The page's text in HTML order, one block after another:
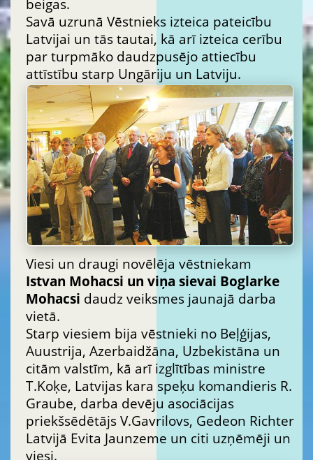
beigas.
Savā uzrunā Vēstnieks izteica pateicību
Latvijai un tās tautai, kā arī izteica cerību
par turpmāko daudzpusējo attiecību
attīstību starp Ungāriju un Latviju.
Viesi un draugi novēlēja vēstniekam
Istvan Mohacsi un viņa sievai Boglarke
Mohacsi daudz veiksmes jaunajā darba
vietā.
Starp viesiem bija vēstnieki no Beļģijas,
Auustrija, Azerbaidžāna, Uzbekistāna un
citām valstīm, kā arī izglītības ministre
T.Koķe, Latvijas kara speķu komandieris R.
Graube, darba devēju asociācijas
priekšsēdētājs V.Gavrilovs, Gedeon Richter
Latvijā Evita Jaunzeme un citi uzņēmēji un